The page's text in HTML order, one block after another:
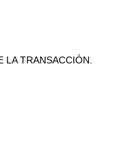
TRANSACCIÓN.